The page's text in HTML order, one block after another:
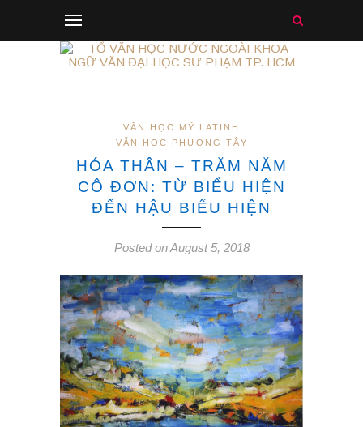
VĂN HỌC MỸ LATINH
VĂN HỌC PHƯƠNG TÂY
HÓA THÂN – TRĂM NĂM
CÔ ĐƠN: TỪ BIỂU HIỆN
ĐẾN HẬU BIỂU HIỆN
Posted on August 5, 2018